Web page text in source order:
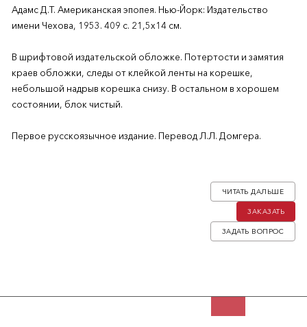
Адамс Д.Т. Американская эпопея. Нью-Йорк: Издательство
имени Чехова, 1953. 409 с. 21,5х14 см.
В шрифтовой издательской обложке. Потертости и замятия
краев обложки, следы от клейкой ленты на корешке,
небольшой надрыв корешка снизу. В остальном в хорошем
состоянии, блок чистый.
Первое русскоязычное издание. Перевод Л.Л. Домгера.
ней Джеймс Траслоу Адамс (1878-1949), американский
писатель и историк, впервые вводит термин «Американская
мечта»: «...Мечта о стране, где жизнь каждого человека будет
лучше, богаче и полнее, где у каждого будет возможность
ЗАДАТЬ ВОПРОС
ЗАКАЗАТЬ
ЧИТАТЬ ДАЛЬШЕ